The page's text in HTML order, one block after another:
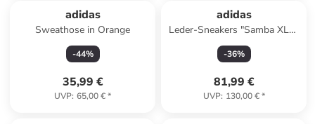
adidas
Sweathose in Orange
-44%
35,99 €
UVP: 65,00 €*
adidas
Leder-Sneakers "Samba XLG"
in Weiß
-36%
81,99 €
UVP: 130,00 €*